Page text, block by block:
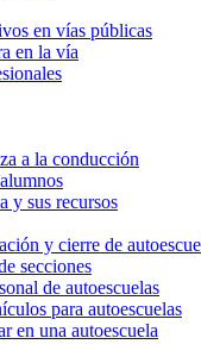
en vías públicas
en la vía
a la conducción
y sus recursos
y cierre de
secciones
de autoescuelas
para autoescuelas
en una autoescuela